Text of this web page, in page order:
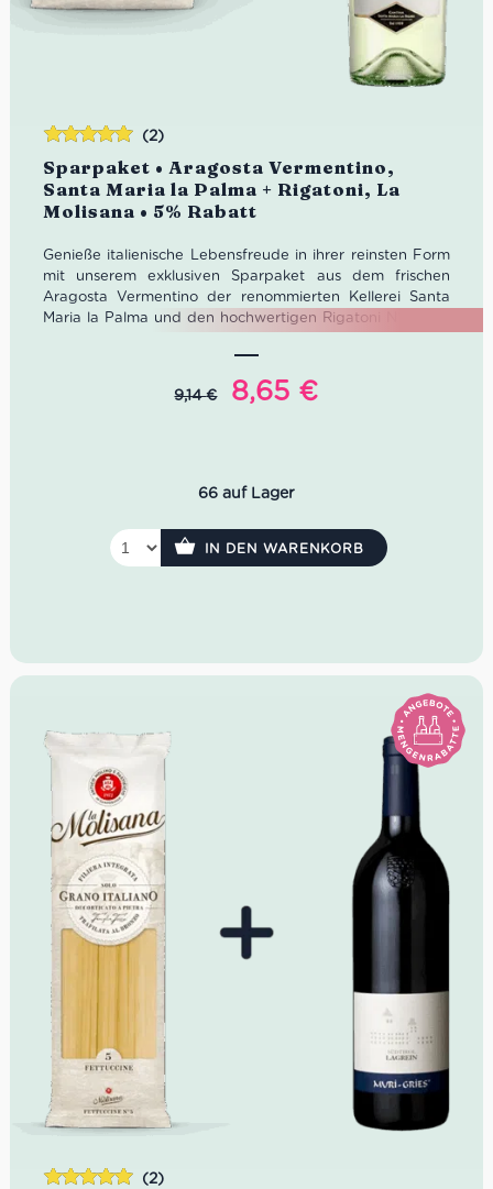
Sparpaket • Aragosta Vermentino,
Santa Maria la Palma + Rigatoni, La
Molisana • 5% Rabatt
(2)
Genieße italienische Lebensfreude in ihrer reinsten Form
mit unserem exklusiven Sparpaket aus dem frischen
Aragosta Vermentino der renommierten Kellerei Santa
Maria la Palma und den hochwertigen Rigatoni N°31 von
fruchtig-frischen Aromen, die perfekt zu mediterranen
Pastagerichten passen. Dazu liefern die Rigatoni mit ihrer
rauen Oberfläche und idealen Bissfestigkeit den
9,14€
Ursprünglicher
8,65 €Aktueller
Bewertet
mit5.00von
5
66 auf Lager
IN DEN WARENKORB
(2)